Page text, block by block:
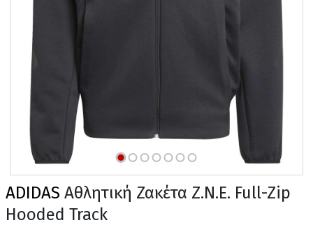
ADIDAS Αθλητική Ζακέτα Z.N.E. Full-Zip
Hooded Track